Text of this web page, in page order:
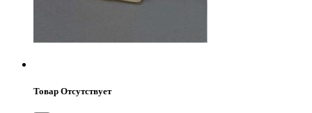
Товар Отсутствует